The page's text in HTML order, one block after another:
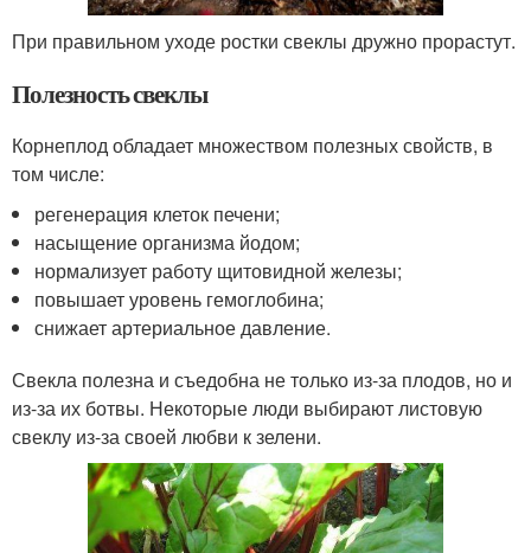
При правильном уходе ростки свеклы дружно прорастут.
Полезность свеклы
Корнеплод обладает множеством полезных свойств, в
том числе:
регенерация клеток печени;
насыщение организма йодом;
нормализует работу щитовидной железы;
повышает уровень гемоглобина;
снижает артериальное давление.
Свекла полезна и съедобна не только из-за плодов, но и
из-за их ботвы. Некоторые люди выбирают листовую
свеклу из-за своей любви к зелени.